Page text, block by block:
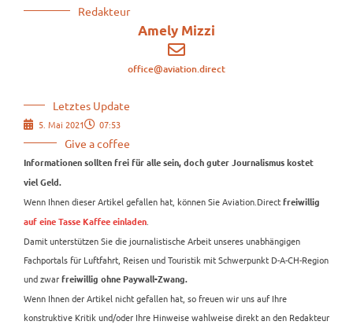
Redakteur
Amely Mizzi
office@aviation.direct
Letztes Update
5. Mai 2021 07:53
Give a coffee
Informationen sollten frei für alle sein, doch guter Journalismus kostet
viel Geld.
Wenn Ihnen dieser Artikel gefallen hat, können Sie Aviation.Direct freiwillig
auf eine Tasse Kaffee einladen
Damit unterstützen Sie die journalistische Arbeit unseres unabhängigen
Fachportals für Luftfahrt, Reisen und Touristik mit Schwerpunkt D-A-CH-Region
und zwar freiwillig ohne Paywall-Zwang.
Wenn Ihnen der Artikel nicht gefallen hat, so freuen wir uns auf Ihre
konstruktive Kritik und/oder Ihre Hinweise wahlweise direkt an den Redakteur